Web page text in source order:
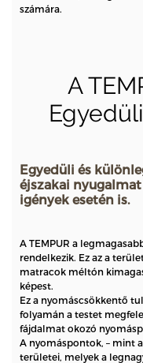
számára.
A
Egyedüli és
éjszakai
igények esetén is.
A TEMPUR a
rendelkezik. Ez az a
matracok méltón
képest.
Ez a nyomáscsökkentő
folyamán a testet
fájdalmat okozó
A nyomáspontok, – mint
területei, melyek a